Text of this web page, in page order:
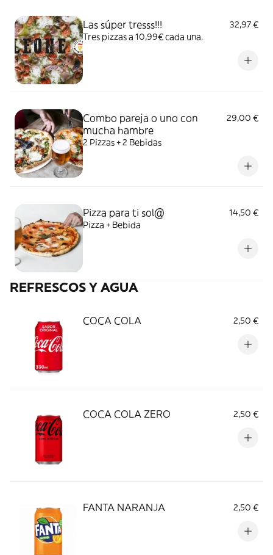
Las súper tresss!!!
32,97 €
Tres pizzas a 10,99€ cada una.
Combo pareja o uno con
mucha hambre
29,00 €
2 Pizzas + 2 Bebidas
Pizza para ti sol@
14,50 €
Pizza + Bebida
REFRESCOS Y AGUA
COCA COLA 2,50 €
COCA COLA ZERO 2,50 €
FANTA NARANJA 2,50 €